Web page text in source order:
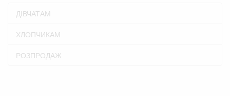
ДІВЧАТАМ
ХЛОПЧИКАМ
РОЗПРОДАЖ